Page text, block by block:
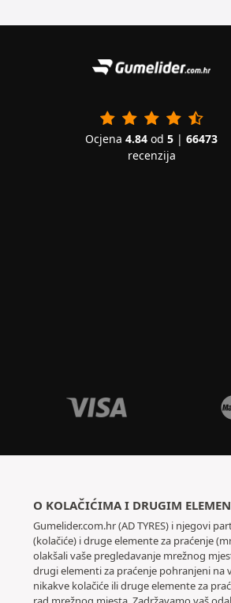
Ocjena 4.84 od 5 | 66473
recenzija
O KOLAČIĆIMA I DRUGIM
Gumelider.com.hr (AD TYRES) i njegovi
(kolačiće) i druge elemente za praćenje
olakšali vaše pregledavanje mrežnog
drugi elementi za praćenje pohranjeni na
nikakve kolačiće ili druge elemente za